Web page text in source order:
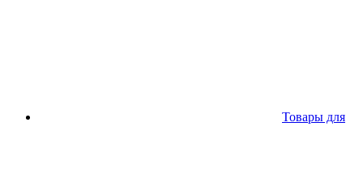
Товары для